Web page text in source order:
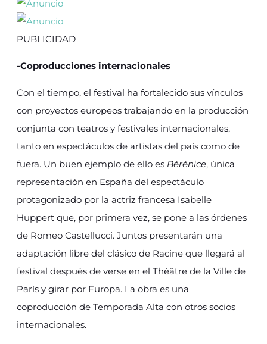
PUBLICIDAD
-Coproducciones internacionales
Con el tiempo, el festival ha fortalecido sus vínculos
con proyectos europeos trabajando en la producción
conjunta con teatros y festivales internacionales,
tanto en espectáculos de artistas del país como de
fuera. Un buen ejemplo de ello es Bérénice, única
representación en España del espectáculo
protagonizado por la actriz francesa Isabelle
Huppert que, por primera vez, se pone a las órdenes
de Romeo Castellucci. Juntos presentarán una
adaptación libre del clásico de Racine que llegará al
festival después de verse en el Théâtre de la Ville de
París y girar por Europa. La obra es una
coproducción de Temporada Alta con otros socios
internacionales.